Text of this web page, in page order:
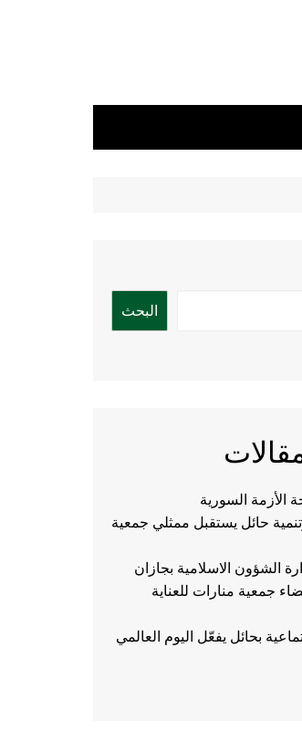
البحث
الأزمة السورية
حائل يستقبل ممثلي جمعية
الشؤون الاسلامية بجازان
جمعية منارات للعناية
بحائل يفعّل اليوم العالمي